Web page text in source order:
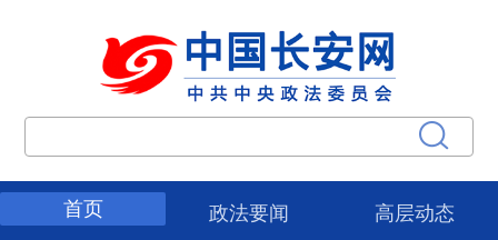
首页 政法要闻
高层动态